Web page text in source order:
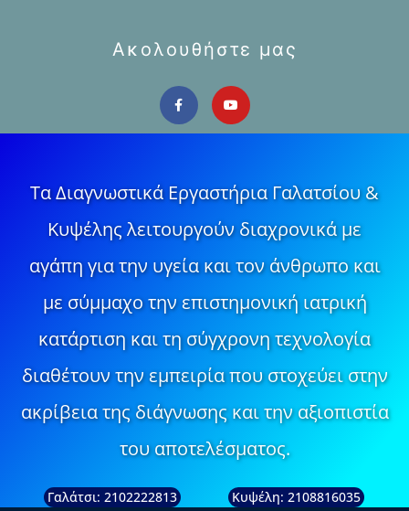
Ακολουθήστε μας
Τα Διαγνωστικά Εργαστήρια Γαλατσίου &
Κυψέλης λειτουργούν διαχρονικά με
αγάπη για την υγεία και τον άνθρωπο και
με σύμμαχο την επιστημονική ιατρική
κατάρτιση και τη σύγχρονη τεχνολογία
διαθέτουν την εμπειρία που στοχεύει στην
ακρίβεια της διάγνωσης και την αξιοπιστία
του αποτελέσματος.
Γαλάτσι: 2102222813 Κυψέλη: 2108816035